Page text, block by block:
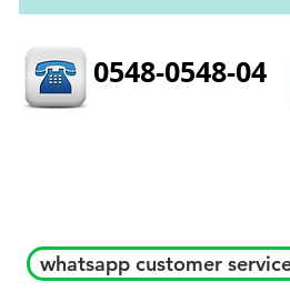
0548-0548-04
whatsapp customer